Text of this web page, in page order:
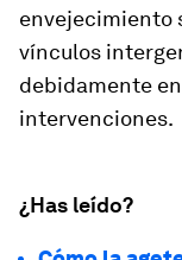
envejecimiento
vínculos
debidamente
intervenciones.
¿Has leído?